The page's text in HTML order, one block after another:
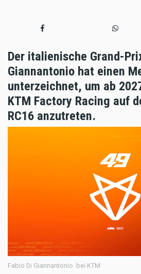
Der italienische Grand-
Giannantonio hat einen
unterzeichnet, um ab
KTM Factory Racing auf
RC16 anzutreten.
Fabio Di Giannantonio bei KTM